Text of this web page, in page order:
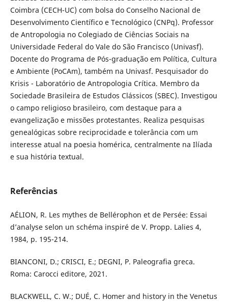
Coimbra (CECH-UC) com bolsa do Conselho Nacional de
Desenvolvimento Científico e Tecnológico (CNPq). Professor
de Antropologia no Colegiado de Ciências Sociais na
Universidade Federal do Vale do São Francisco (Univasf).
Docente do Programa de Pós-graduação em Política, Cultura
e Ambiente (PoCAm), também na Univasf. Pesquisador do
Krisis - Laboratório de Antropologia Crítica. Membro da
Sociedade Brasileira de Estudos Clássicos (SBEC). Investigou
o campo religioso brasileiro, com destaque para a
evangelização e missões protestantes. Realiza pesquisas
genealógicas sobre reciprocidade e tolerância com um
interesse atual na poesia homérica, centralmente na Ilíada
e sua história textual.
Referências
AÉLION, R. Les mythes de Bellérophon et de Persée: Essai
d’analyse selon un schéma inspiré de V. Propp. Lalies 4,
1984, p. 195-214.
BIANCONI, D.; CRISCI, E.; DEGNI, P. Paleografia greca.
Roma: Carocci editore, 2021.
BLACKWELL, C. W.; DUÉ, C. Homer and history in the Venetus